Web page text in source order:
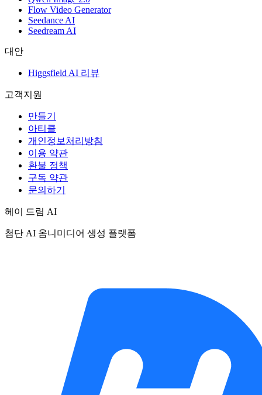
Flow Video Generator
Seedance AI
Seedream AI
대안
Higgsfield AI 리뷰
고객지원
만들기
아티클
개인정보처리방침
이용 약관
환불 정책
구독 약관
문의하기
헤이 드림 AI
첨단 AI 옴니미디어 생성 플랫폼